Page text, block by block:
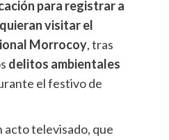
para registrar a
visitar el
Morrocoy, tras
delitos ambientales
el festivo de
acto televisado, que